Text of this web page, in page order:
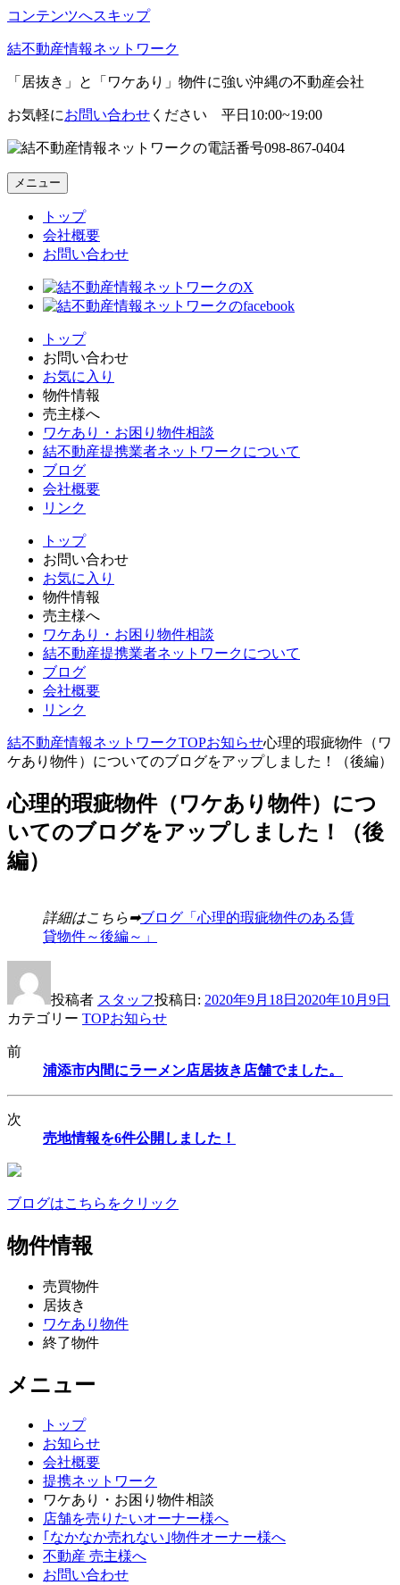
コンテンツへスキップ
結不動産情報ネットワーク
「居抜き」と「ワケあり」物件に強い沖縄の不動産会社
お気軽にお問い合わせ ください 平日10:00~19:00
098-867-0404
メニュー
トップ
会社概要
お問い合わせ
トップ
お問い合わせ
お気に入り
物件情報
売主様へ
ワケあり・お困り物件相談
結不動産提携業者ネットワークについて
ブログ
会社概要
リンク
トップ
お問い合わせ
お気に入り
物件情報
売主様へ
ワケあり・お困り物件相談
結不動産提携業者ネットワークについて
ブログ
会社概要
リンク
結不動産情報ネットワークTOPお知らせ心理的瑕疵物件（ワ
ケあり物件）についてのブログをアップしました！（後編）
心理的瑕疵物件（ワケあり物件）につ
いてのブログをアップしました！（後
編）
詳細はこちら➡ブログ「 心理的瑕疵物件のある賃
貸物件～後編～」
投稿者 スタッフ投稿日: 2020年9月18日 2020年10月9日
カテゴリー TOPお知らせ
前
浦添市内間にラーメン店居抜き店舗でました。
次
売地情報を6件公開しました！
ブログはこちらをクリック
物件情報
売買物件
居抜き
ワケあり物件
終了物件
メニュー
トップ
お知らせ
会社概要
提携ネットワーク
ワケあり・お困り物件相談
店舗を売りたいオーナー様へ
｢なかなか売れない｣物件オーナー様へ
不動産 売主様へ
お問い合わせ